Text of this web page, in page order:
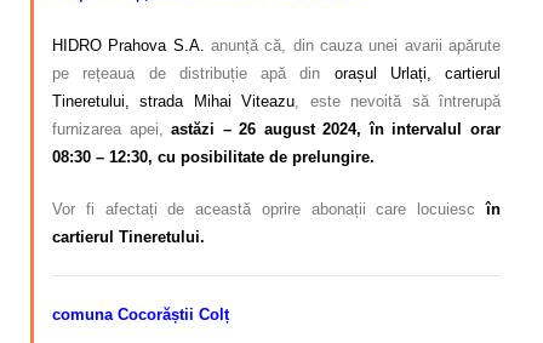
HIDRO Prahova S.A. anunță că, din cauza unei avarii apărute
pe rețeaua de distribuție apă din orașul Urlați, cartierul
Tineretului, strada Mihai Viteazu, este nevoită să întrerupă
furnizarea apei,astăzi – 26 august 2024, în intervalul orar
08:30 – 12:30, cu posibilitate de prelungire.
Vor fi afectați de această oprire abonații care locuiesc în
cartierul Tineretului.
comuna Cocorăștii Colț